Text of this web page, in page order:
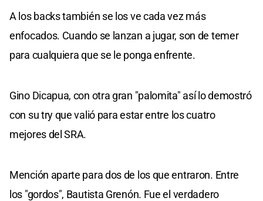
A los backs también se los ve cada vez más
enfocados. Cuando se lanzan a jugar, son de temer
para cualquiera que se le ponga enfrente.
Gino Dicapua, con otra gran "palomita" así lo demostró
con su try que valió para estar entre los cuatro
mejores del SRA.
Mención aparte para dos de los que entraron. Entre
los "gordos", Bautista Grenón. Fue el verdadero